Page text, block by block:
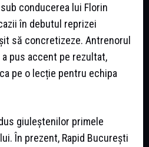
conducerea lui Florin
în debutul reprizei
să concretizeze. Antrenorul
a pus accent pe rezultat,
pe o lecție pentru echipa
giuleștenilor primele
În prezent, Rapid București